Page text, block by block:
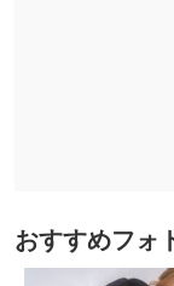
おすすめフォ